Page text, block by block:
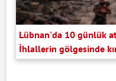
Lübnan'da 10 günlük
İhlallerin gölgesinde